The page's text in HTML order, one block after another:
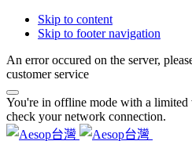
Skip to content
Skip to footer navigation
An error occured on the server,
customer service
You're in offline mode with a limited
check your network connection.